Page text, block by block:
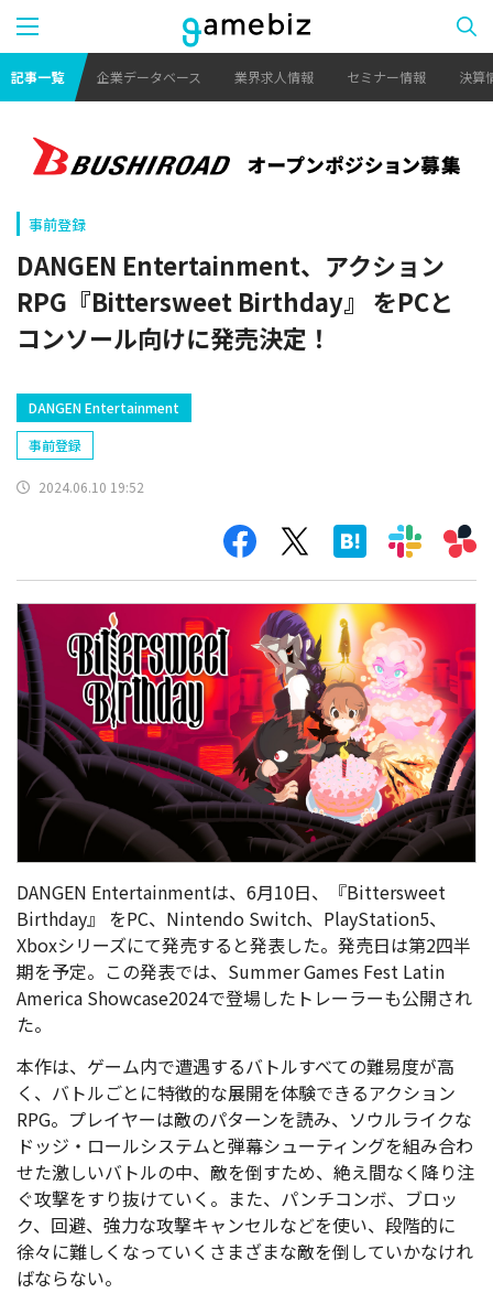
記事一覧 企業データベース 業界求人情報 セミナー情報 決算
事前登録
DANGEN Entertainment、アクション
RPG『Bittersweet Birthday』 をPCと
コンソール向けに発売決定！
DANGEN Entertainment
事前登録
2024.06.10 19:52
DANGEN Entertainmentは、6月10日、『Bittersweet
Birthday』 をPC、Nintendo Switch、PlayStation5、
Xboxシリーズにて発売すると発表した。発売日は第2四半
期を予定。この発表では、Summer Games Fest Latin
America Showcase2024で登場したトレーラーも公開され
た。
本作は、ゲーム内で遭遇するバトルすべての難易度が高
く、バトルごとに特徴的な展開を体験できるアクション
RPG。プレイヤーは敵のパターンを読み、ソウルライクな
ドッジ・ロールシステムと弾幕シューティングを組み合わ
せた激しいバトルの中、敵を倒すため、絶え間なく降り注
ぐ攻撃をすり抜けていく。また、パンチコンボ、ブロッ
ク、回避、強力な攻撃キャンセルなどを使い、段階的に
徐々に難しくなっていくさまざまな敵を倒していかなけれ
ばならない。